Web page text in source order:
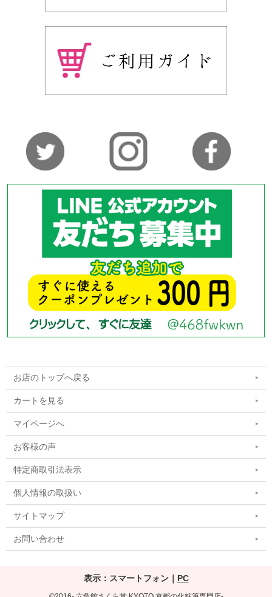
お店のトップへ戻る
カートを見る
マイページへ
お客様の声
特定商取引法表示
個人情報の取扱い
サイトマップ
お問い合わせ
表示：スマートフォン｜ PC